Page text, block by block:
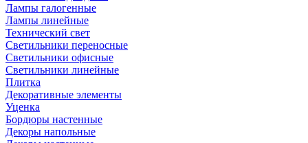
Лампы галогенные
Лампы линейные
Технический свет
Светильники переносные
Светильники офисные
Светильники линейные
Плитка
Декоративные элементы
Уценка
Бордюры настенные
Декоры напольные